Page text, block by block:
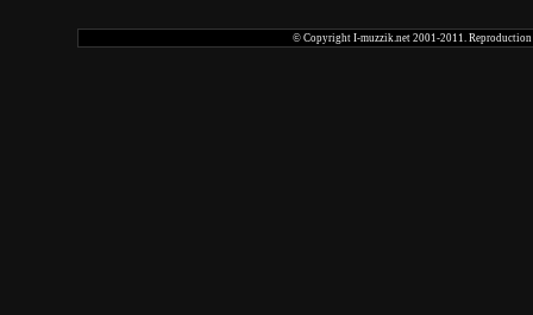
© Copyright I-muzzik.net 2001-2011. Reproduction